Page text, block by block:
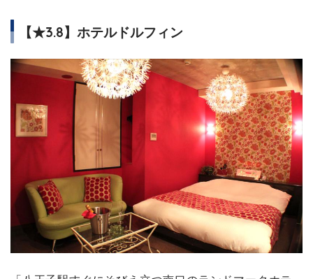
【★3.8】ホテルドルフィン